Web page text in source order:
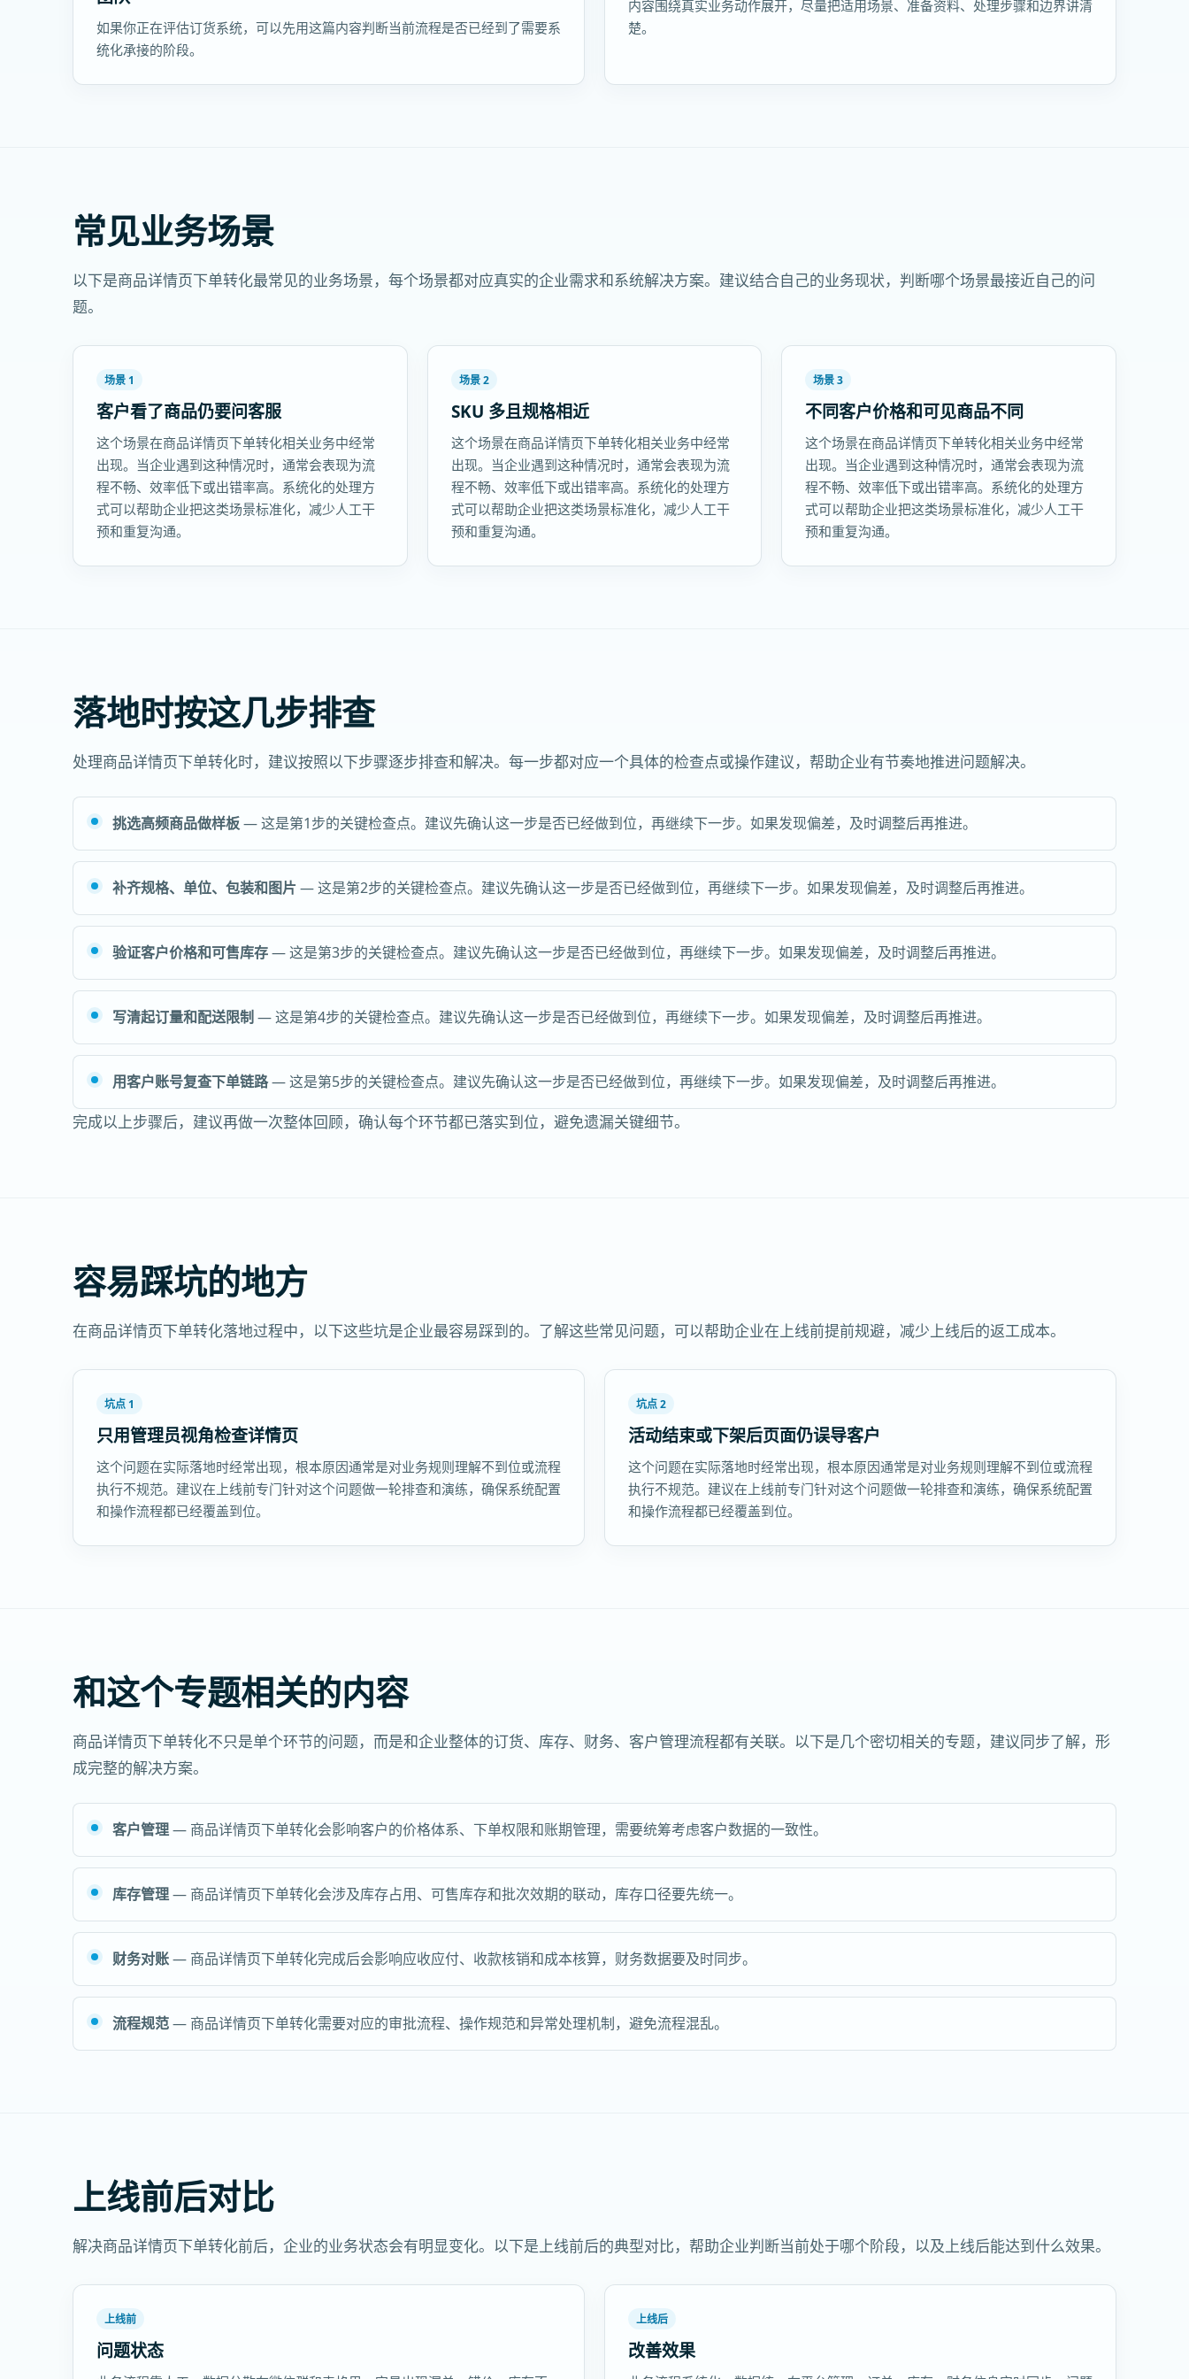
如果你正在评估订货系统，可以先用这篇内容判断当前流程是否已经到了需要系
统化承接的阶段。
内容围绕真实业务动作展开，尽量把适用场景、准备资料、处理步骤和边界讲清
楚。
常见业务场景
以下是商品详情页下单转化最常见的业务场景，每个场景都对应真实的企业需求和系统解决方案。建议结合自己的业务现状，判断哪个场景最接近自己的问
题。
场景 1
客户看了商品仍要问客服
这个场景在商品详情页下单转化相关业务中经常
出现。当企业遇到这种情况时，通常会表现为流
程不畅、效率低下或出错率高。系统化的处理方
式可以帮助企业把这类场景标准化，减少人工干
预和重复沟通。
场景 2
SKU 多且规格相近
这个场景在商品详情页下单转化相关业务中经常
出现。当企业遇到这种情况时，通常会表现为流
程不畅、效率低下或出错率高。系统化的处理方
式可以帮助企业把这类场景标准化，减少人工干
预和重复沟通。
场景 3
不同客户价格和可见商品不同
这个场景在商品详情页下单转化相关业务中经常
出现。当企业遇到这种情况时，通常会表现为流
程不畅、效率低下或出错率高。系统化的处理方
式可以帮助企业把这类场景标准化，减少人工干
预和重复沟通。
落地时按这几步排查
处理商品详情页下单转化时，建议按照以下步骤逐步排查和解决。每一步都对应一个具体的检查点或操作建议，帮助企业有节奏地推进问题解决。
挑选高频商品做样板— 这是第1步的关键检查点。建议先确认这一步是否已经做到位，再继续下一步。如果发现偏差，及时调整后再推进。
补齐规格、单位、包装和图片 — 这是第2步的关键检查点。建议先确认这一步是否已经做到位，再继续下一步。如果发现偏差，及时调整后再推进。
验证客户价格和可售库存— 这是第3步的关键检查点。建议先确认这一步是否已经做到位，再继续下一步。如果发现偏差，及时调整后再推进。
写清起订量和配送限制 — 这是第4步的关键检查点。建议先确认这一步是否已经做到位，再继续下一步。如果发现偏差，及时调整后再推进。
用客户账号复查下单链路— 这是第5步的关键检查点。建议先确认这一步是否已经做到位，再继续下一步。如果发现偏差，及时调整后再推进。
完成以上步骤后，建议再做一次整体回顾，确认每个环节都已落实到位，避免遗漏关键细节。
容易踩坑的地方
在商品详情页下单转化落地过程中，以下这些坑是企业最容易踩到的。了解这些常见问题，可以帮助企业在上线前提前规避，减少上线后的返工成本。
坑点 1
只用管理员视角检查详情页
这个问题在实际落地时经常出现，根本原因通常是对业务规则理解不到位或流程
执行不规范。建议在上线前专门针对这个问题做一轮排查和演练，确保系统配置
和操作流程都已经覆盖到位。
坑点 2
活动结束或下架后页面仍误导客户
这个问题在实际落地时经常出现，根本原因通常是对业务规则理解不到位或流程
执行不规范。建议在上线前专门针对这个问题做一轮排查和演练，确保系统配置
和操作流程都已经覆盖到位。
和这个专题相关的内容
商品详情页下单转化不只是单个环节的问题，而是和企业整体的订货、库存、财务、客户管理流程都有关联。以下是几个密切相关的专题，建议同步了解，形
成完整的解决方案。
客户管理— 商品详情页下单转化会影响客户的价格体系、下单权限和账期管理，需要统筹考虑客户数据的一致性。
库存管理— 商品详情页下单转化会涉及库存占用、可售库存和批次效期的联动，库存口径要先统一。
财务对账— 商品详情页下单转化完成后会影响应收应付、收款核销和成本核算，财务数据要及时同步。
流程规范— 商品详情页下单转化需要对应的审批流程、操作规范和异常处理机制，避免流程混乱。
上线前后对比
解决商品详情页下单转化前后，企业的业务状态会有明显变化。以下是上线前后的典型对比，帮助企业判断当前处于哪个阶段，以及上线后能达到什么效果。
上线前
问题状态
上线后
改善效果